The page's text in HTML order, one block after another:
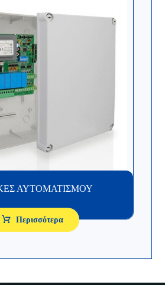
ΑΥΤΟΜΑΤΙΣΜΟΥ
Περισσότερα